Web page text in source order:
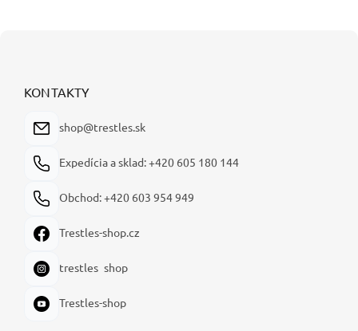
KONTAKTY
shop@trestles.sk
Expedícia a sklad: +420 605 180 144
Obchod: +420 603 954 949
Trestles-shop.cz
trestles_shop
Trestles-shop